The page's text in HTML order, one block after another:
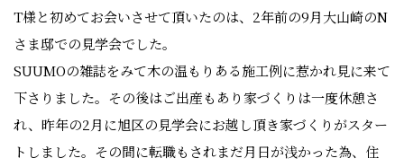
T様と初めてお会いさせて頂いたのは、2年前の9月大山崎のN
さま邸での見学会でした。
SUUMOの雑誌をみて木の温もりある施工例に惹かれ見に来て
下さりました。その後はご出産もあり家づくりは一度休憩さ
れ、昨年の2月に旭区の見学会にお越し頂き家づくりがスター
トしました。その間に転職もされまだ月日が浅かった為、住